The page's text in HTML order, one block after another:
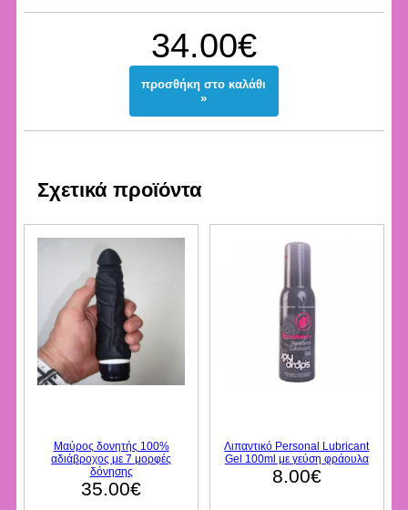
34.00€
προσθήκη στο καλάθι
»
Σχετικά προϊόντα
Μαύρος δονητής 100%
αδιάβροχος με 7 μορφές
δόνησης
35.00€
Λιπαντικό Personal Lubricant
Gel 100ml με γεύση φράουλα
8.00€